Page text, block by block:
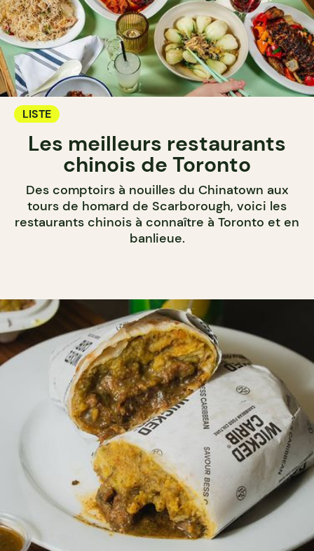
LISTE
Les meilleurs restaurants
chinois de Toronto
Des comptoirs à nouilles du Chinatown aux
tours de homard de Scarborough, voici les
restaurants chinois à connaître à Toronto et en
banlieue.